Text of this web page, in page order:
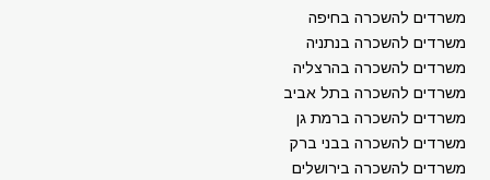
משרדים להשכרה בחיפה
משרדים להשכרה בנתניה
משרדים להשכרה בהרצליה
משרדים להשכרה בתל אביב
משרדים להשכרה ברמת גן
משרדים להשכרה בבני ברק
משרדים להשכרה בירושלים